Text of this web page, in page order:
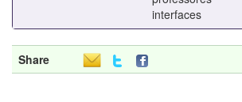
interfaces
Share